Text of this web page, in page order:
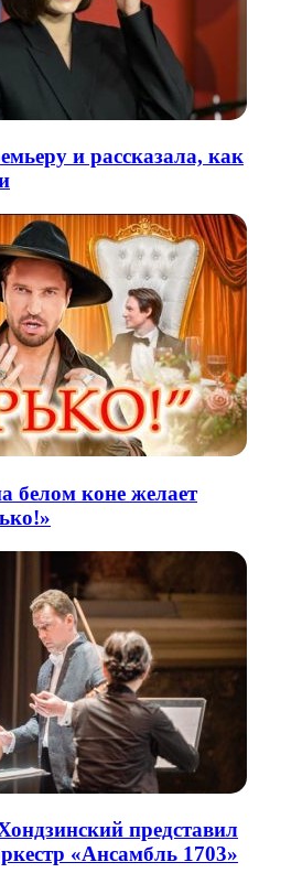
и рассказала, как
белом коне желает
представил
«Ансамбль 1703»